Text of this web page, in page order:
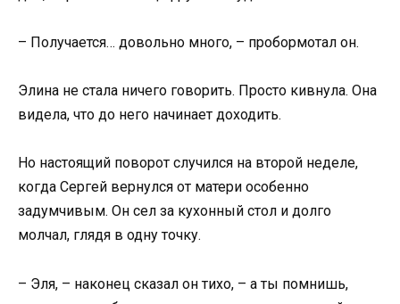
– Получается… довольно много, – пробормотал он.
Элина не стала ничего говорить. Просто кивнула. Она
видела, что до него начинает доходить.
Но настоящий поворот случился на второй неделе,
когда Сергей вернулся от матери особенно
задумчивым. Он сел за кухонный стол и долго
молчал, глядя в одну точку.
– Эля, – наконец сказал он тихо, – а ты помнишь,